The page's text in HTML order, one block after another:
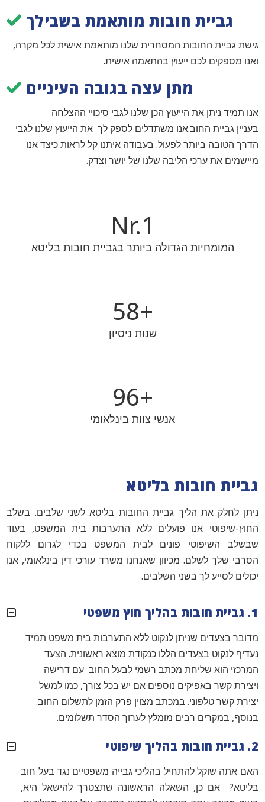
גביית חובות מותאמת בשבילך
גישת גביית החובות המסחרית שלנו מותאמת אישית לכל מקרה,
ואנו מספקים לכם ייעוץ בהתאמה אישית.
מתן עצה בגובה העיניים
אנו תמיד ניתן את הייעוץ הכן שלנו לגבי סיכויי ההצלחה
בעניין גביית החוב.אנו משתדלים לספק לך את הייעוץ שלנו לגבי
הדרך הטובה ביותר לפעול. בעבודה איתנו קל לראות כיצד אנו
מיישמים את ערכי הליבה שלנו של יושר וצדק.
Nr.1
המומחיות הגדולה ביותר בגביית חובות בליטא
+
59
שנות ניסיון
+
98
אנשי צוות בינלאומי
גביית חובות בליטא
ניתן לחלק את הליך גביית החובות בליטא לשני שלבים. בשלב
החוץ-שיפוטי אנו פועלים ללא התערבות בית המשפט, בעוד
שבשלב השיפוטי פונים לבית המשפט בכדי לגרום ללקוח
הסרבי שלך לשלם. מכיוון שאנחנו משרד עורכי דין בינלאומי, אנו
יכולים לסייע לך בשני השלבים.
1. גביית חובות בהליך חוץ משפטי
מדובר בצעדים שניתן לנקוט ללא התערבות בית משפט תמיד
נעדיף לנקוט בצעדים הללו כנקודת מוצא ראשונית. הצעד
המרכזי הוא שליחת מכתב רשמי לבעל החוב עם דרישה
ויצירת קשר באפיקים נוספים אם יש בכל צורך, כמו למשל
יצירת קשר טלפוני. במכתב מצוין פרק הזמן לתשלום החוב.
בנוסף, במקרים רבים מומלץ לערוך הסדר תשלומים.
2. גביית חובות בהליך שיפוטי
האם אתה שוקל להתחיל בהליכי גבייה משפטיים נגד בעל חוב
בליטא? אם כן, השאלה הראשונה שתצטרך להישאל היא,